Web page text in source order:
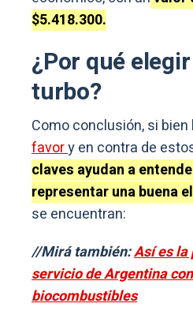
$5.418.300.
¿Por qué
turbo?
Como conclusión, si bien
favory en contra de
claves ayudan a
representar una buena
se encuentran:
//Mirá también:Así es
servicio de Argentina
biocombustibles